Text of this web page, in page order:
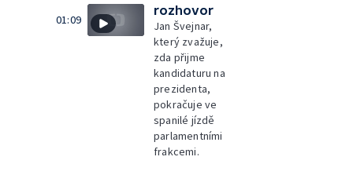
01:09
rozhovor
Jan Švejnar,
který zvažuje,
zda přijme
kandidaturu na
prezidenta,
pokračuje ve
spanilé jízdě
parlamentními
frakcemi.